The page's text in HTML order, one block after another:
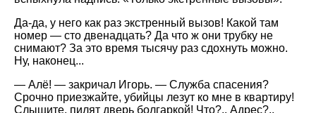
Да-да, у него как раз экстренный вызов! Какой там
номер — сто двенадцать? Да что ж они трубку не
снимают? За это время тысячу раз сдохнуть можно.
Ну, наконец...
— Алё! — закричал Игорь. — Служба спасения?
Срочно приезжайте, убийцы лезут ко мне в квартиру!
Слышите, пилят дверь болгаркой! Что?.. Адрес?..